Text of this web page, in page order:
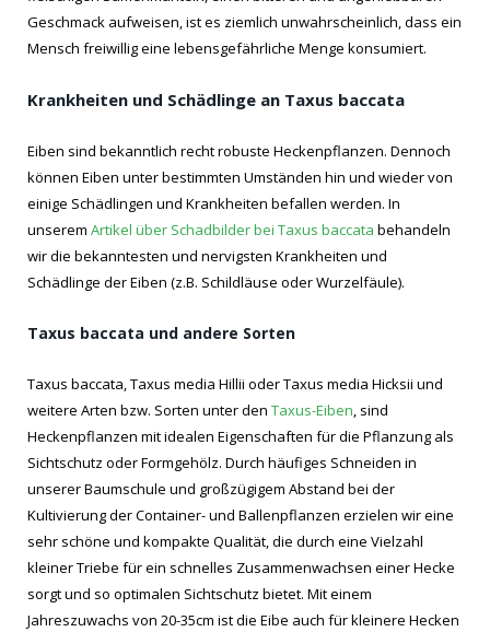
Geschmack aufweisen, ist es ziemlich unwahrscheinlich, dass ein
Mensch freiwillig eine lebensgefährliche Menge konsumiert.
Krankheiten und Schädlinge an Taxus baccata
Eiben sind bekanntlich recht robuste Heckenpflanzen. Dennoch
können Eiben unter bestimmten Umständen hin und wieder von
einige Schädlingen und Krankheiten befallen werden. In
unserem Artikel über Schadbilder bei Taxus baccata behandeln
wir die bekanntesten und nervigsten Krankheiten und
Schädlinge der Eiben (z.B. Schildläuse oder Wurzelfäule).
Taxus baccata und andere Sorten
Taxus baccata, Taxus media Hillii oder Taxus media Hicksii und
weitere Arten bzw. Sorten unter den Taxus-Eiben, sind
Heckenpflanzen mit idealen Eigenschaften für die Pflanzung als
Sichtschutz oder Formgehölz. Durch häufiges Schneiden in
unserer Baumschule und großzügigem Abstand bei der
Kultivierung der Container- und Ballenpflanzen erzielen wir eine
sehr schöne und kompakte Qualität, die durch eine Vielzahl
kleiner Triebe für ein schnelles Zusammenwachsen einer Hecke
sorgt und so optimalen Sichtschutz bietet. Mit einem
Jahreszuwachs von 20-35cm ist die Eibe auch für kleinere Hecken